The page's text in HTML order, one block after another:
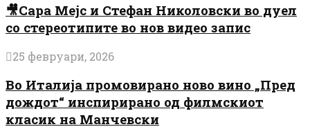
🎥Сара Мејс и Стефан Николовски во дуел
со стереотипите во нов видео запис
25 февруари, 2026
Во Италија промовирано ново вино „Пред
дождот“ инспирирано од филмскиот
класик на Манчевски